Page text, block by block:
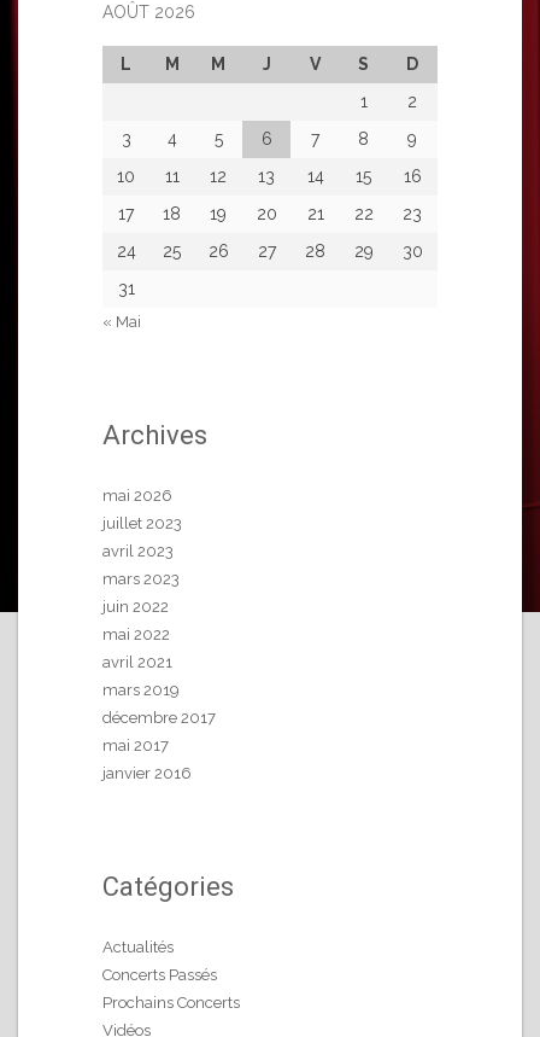
AOÛT 2026
L M M J V S
D
1
2
3
4 5 6 7 8
9
10
11 12 13 14 15
16
17
18 19 20 21 22
23
24
25 26 27 28 29
30
31
« Mai
Archives
mai 2026
juillet 2023
avril 2023
mars 2023
juin 2022
mai 2022
avril 2021
mars 2019
décembre 2017
mai 2017
janvier 2016
Catégories
Actualités
Concerts Passés
Prochains Concerts
Vidéos